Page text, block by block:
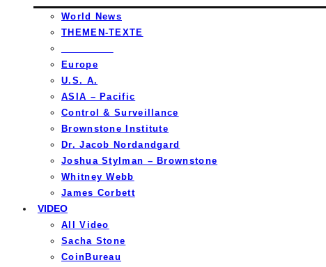
World News
THEMEN-TEXTE
Europe
U.S. A.
ASIA – Pacific
Control & Surveillance
Brownstone Institute
Dr. Jacob Nordandgard
Joshua Stylman – Brownstone
Whitney Webb
James Corbett
VIDEO
All Video
Sacha Stone
CoinBureau